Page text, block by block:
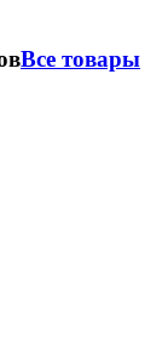
Все товары